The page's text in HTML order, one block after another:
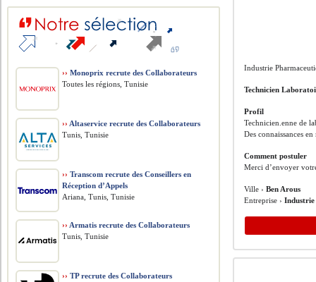
Industrie
Technicien
Profil
Technicien.enne de
Des connaissances
Comment postuler
Merci d’envoyer
Ville ›Ben Arous
Entreprise ›
›› Monoprix recrute des Collaborateurs
Toutes les régions, Tunisie
›› Altaservice recrute des Collaborateurs
Tunis, Tunisie
›› Transcom recrute des Conseillers en
Réception d’Appels
Ariana, Tunis, Tunisie
›› Armatis recrute des Collaborateurs
Tunis, Tunisie
›› TP recrute des Collaborateurs